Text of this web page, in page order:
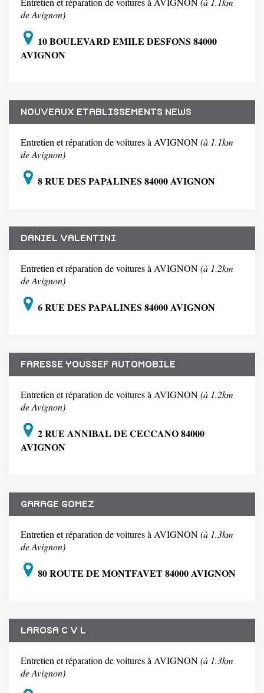
de Avignon)
10 BOULEVARD EMILE DESFONS 84000
AVIGNON
NOUVEAUX ETABLISSEMENTS NEWS
Entretien et réparation de voitures à AVIGNON(à 1.1km
de Avignon)
8 RUE DES PAPALINES 84000 AVIGNON
DANIEL VALENTINI
Entretien et réparation de voitures à AVIGNON(à 1.2km
de Avignon)
6 RUE DES PAPALINES 84000 AVIGNON
FARESSE YOUSSEF AUTOMOBILE
Entretien et réparation de voitures à AVIGNON(à 1.2km
de Avignon)
2 RUE ANNIBAL DE CECCANO 84000
AVIGNON
GARAGE GOMEZ
Entretien et réparation de voitures à AVIGNON(à 1.3km
de Avignon)
80 ROUTE DE MONTFAVET 84000 AVIGNON
LAROSA C V L
Entretien et réparation de voitures à AVIGNON(à 1.3km
de Avignon)